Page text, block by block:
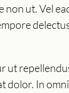
non ut. Vel
ut
dolor. In